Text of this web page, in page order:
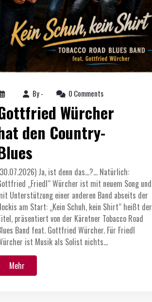
By - 0 Comments
Würcher
den Country-
Ja, ist denn das…?… Natürlich:
„Friedl“ Würcher ist mit neuem Song und
Unterstützung einer anderen Band abseits der
am Start: „Kein Schuh, kein Shirt“ heißt der
präsentiert von der Kärntner Tobacco Road
Band feat. Gottfried Würcher. Für Friedl
ist Musik als Solist nichts…
Mehr